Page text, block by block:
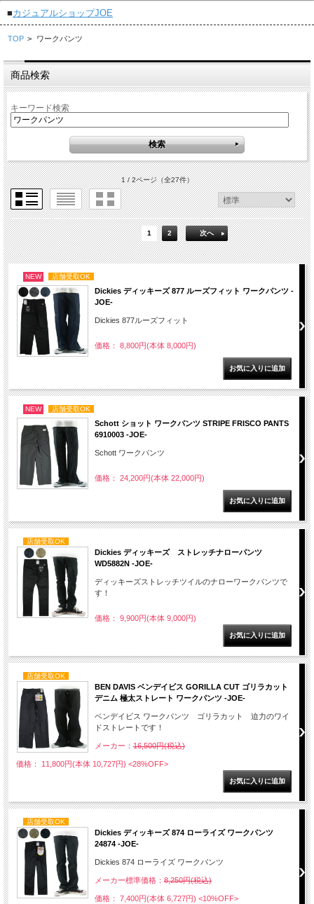
■カジュアルショップJOE
TOP > ワークパンツ
商品検索
キーワード検索
1 / 2ページ（全27件）
1 2 次へ
NEW 店舗受取OK
Dickies ディッキーズ 877 ルーズフィット ワークパンツ -
JOE-
Dickies 877ルーズフィット
価格： 8,800円(本体 8,000円)
NEW 店舗受取OK
Schott ショット ワークパンツ STRIPE FRISCO PANTS
6910003 -JOE-
Schott ワークパンツ
価格： 24,200円(本体 22,000円)
店舗受取OK
Dickies ディッキーズ ストレッチナローパンツ
WD5882N -JOE-
ディッキーズストレッチツイルのナローワークパンツで
す！
価格： 9,900円(本体 9,000円)
店舗受取OK
BEN DAVIS ベンデイビス GORILLA CUT ゴリラカット
デニム 極太ストレート ワークパンツ -JOE-
ベンデイビス ワークパンツ ゴリラカット 迫力のワイ
ドストレートです！
メーカー： 16,500円(税込)
価格： 11,800円(本体 10,727円) <28%OFF>
店舗受取OK
Dickies ディッキーズ 874 ローライズ ワークパンツ
24874 -JOE-
Dickies 874 ローライズ ワークパンツ
メーカー標準価格： 8,250円(税込)
価格： 7,400円(本体 6,727円) <10%OFF>